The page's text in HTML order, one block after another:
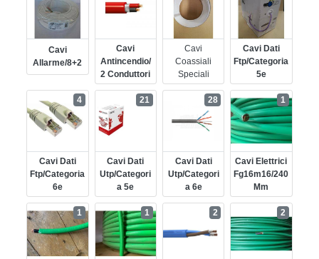
Cavi
Allarme/8+2
Cavi
Antincendio/
2 Conduttori
Cavi
Coassiali
Speciali
Cavi Dati
Ftp/categoria
5e
Cavi Dati
Ftp/categoria
6e
4
Cavi Dati
Utp/categori
A 5e
21
Cavi Dati
Utp/categori
A 6e
28
Cavi Elettrici
Fg16m16/240
Mm
1
1 1 2 2